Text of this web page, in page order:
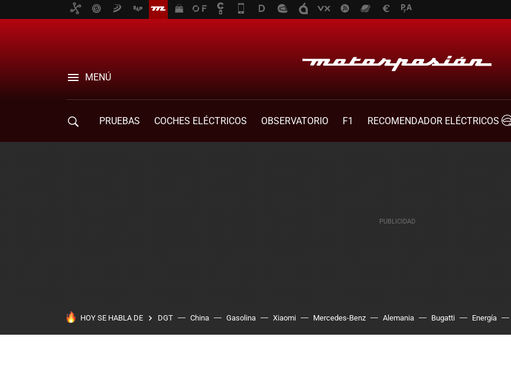
MENÚ
PRUEBAS COCHES ELÉCTRICOS OBSERVATORIO F1
RECOMENDADOR ELÉCTRICOS
HOY SE HABLA DE DGT China Gasolina Xiaomi Mercedes-Benz Alemania Bugatti Energía